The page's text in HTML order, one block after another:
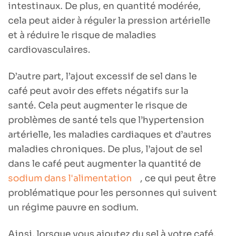
intestinaux. De plus, en quantité modérée,
cela peut aider à réguler la pression artérielle
et à réduire le risque de maladies
cardiovasculaires.
D’autre part, l’ajout excessif de sel dans le
café peut avoir des effets négatifs sur la
santé. Cela peut augmenter le risque de
problèmes de santé tels que l’hypertension
artérielle, les maladies cardiaques et d’autres
maladies chroniques. De plus, l’ajout de sel
dans le café peut augmenter la quantité de
sodium dans l'alimentation
, ce qui peut être
problématique pour les personnes qui suivent
un régime pauvre en sodium.